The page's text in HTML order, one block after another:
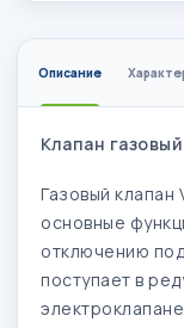
Описание
Клапан
Газовый клапан
основные
отключению
поступает в